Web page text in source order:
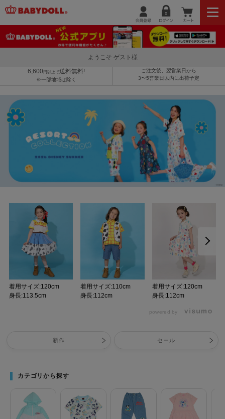
ようこそ ゲスト様
6,600 円以上で送料無料!
※一部地域は除く
ご注文後、翌営業日から
3〜5営業日以内に出荷予定
着用サイズ:120cm
身長:113.5cm
着用サイズ:110cm
身長:112cm
着用サイズ:120cm
身長:112cm
powered by
新作 セール
カテゴリから探す